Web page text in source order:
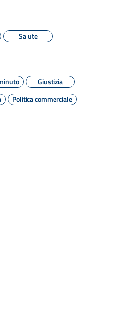
Salute
Giustizia
Politica commerciale